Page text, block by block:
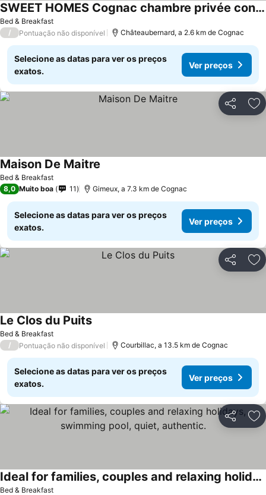
Bed & Breakfast
SWEET HOMES Cognac chambre privée confortable n1
/ Pontuação não disponível Châteaubernard, a 2.6 km de Cognac
Selecione as datas para ver os preços
exatos.
Ver preços
Partilhar
Bed & Breakfast
Maison De Maitre
8,0 Muito boa 11 Gimeux, a 7.3 km de Cognac
Selecione as datas para ver os preços
exatos.
Ver preços
Partilhar
Bed & Breakfast
Le Clos du Puits
/ Pontuação não disponível Courbillac, a 13.5 km de Cognac
Selecione as datas para ver os preços
exatos.
Ver preços
Partilhar
Bed & Breakfast
Ideal for families, couples and relaxing holidays, swimming pool, quiet, authentic.